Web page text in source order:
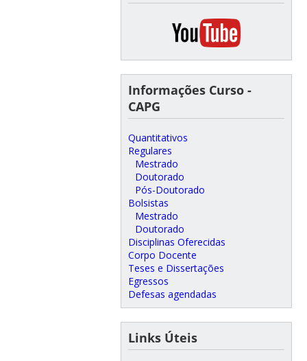
Informações Curso -
CAPG
Quantitativos
Regulares
Mestrado
Doutorado
Pós-Doutorado
Bolsistas
Mestrado
Doutorado
Disciplinas Oferecidas
Corpo Docente
Teses e Dissertações
Egressos
Defesas agendadas
Links Úteis